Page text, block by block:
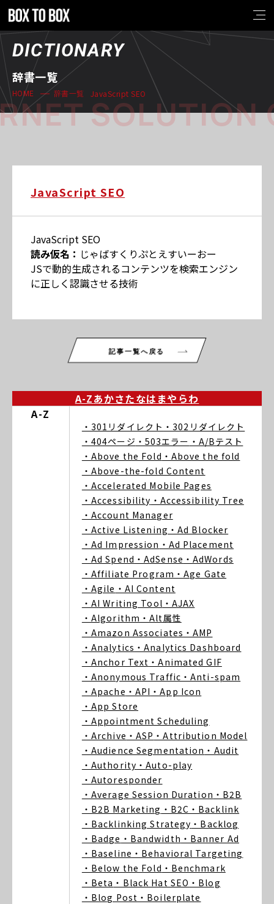
DICTIONARY
辞書一覧
HOME 辞書一覧 JavaScript SEO
SOLUTION
JavaScript SEO
JavaScript SEO
読み仮名： じゃばすくりぷとえすいーおー
JSで動的生成されるコンテンツを検索エンジン
に正しく認識させる技術
記事一覧へ戻る
A-Zあかさたなは まや らわ
A-Z
・301リダイレクト ・302リダイレクト
・404ページ ・503エラー ・A/Bテスト
・Above the Fold ・Above the fold
・Above-the-fold Content
・Accelerated Mobile Pages
・Accessibility ・Accessibility Tree
・Account Manager
・Active Listening ・Ad Blocker
・Ad Impression ・Ad Placement
・Ad Spend ・AdSense ・AdWords
・Affiliate Program ・Age Gate
・Agile ・AI Content
・AI Writing Tool ・AJAX
・Algorithm ・Alt属性
・Amazon Associates ・AMP
・Analytics ・Analytics Dashboard
・Anchor Text ・Animated GIF
・Anonymous Traffic ・Anti-spam
・Apache ・API ・App Icon
・App Store
・Appointment Scheduling
・Archive ・ASP ・Attribution Model
・Audience Segmentation ・Audit
・Authority ・Auto-play
・Autoresponder
・Average Session Duration ・B2B
・B2B Marketing ・B2C ・Backlink
・Backlinking Strategy ・Backlog
・Badge ・Bandwidth ・Banner Ad
・Baseline ・Behavioral Targeting
・Below the Fold ・Benchmark
・Beta ・Black Hat SEO ・Blog
・Blog Post ・Boilerplate